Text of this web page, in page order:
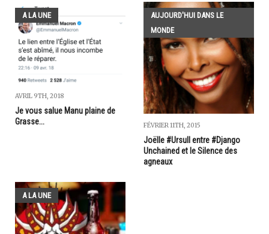
A LA UNE
AVRIL 9TH, 2018
Je vous salue Manu plaine de
Grasse...
AUJOURD'HUI DANS LE
MONDE
FÉVRIER 11TH, 2015
Joëlle #Ursull entre #Django
Unchained et le Silence des
agneaux
A LA UNE